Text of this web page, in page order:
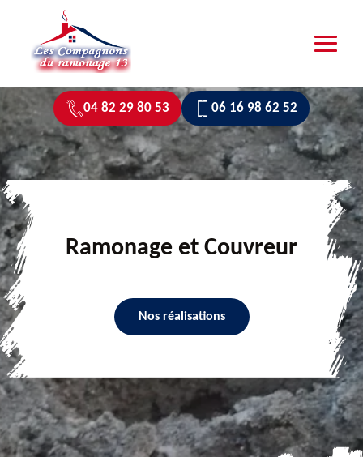
04 82 29 80 53 06 16 98 62 52
Ramonage et Couvreur
Nos réalisations